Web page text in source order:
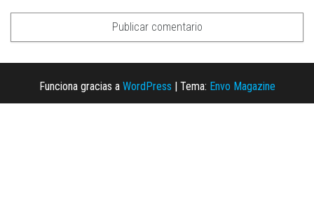
Funciona gracias a WordPress Tema: Envo Magazine